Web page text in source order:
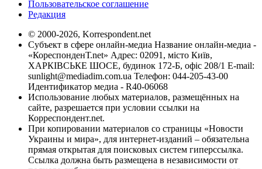
Пользовательское соглашение
Редакция
© 2000-2026, Korrespondent.net
Субъект в сфере онлайн-медиа Название онлайн-медиа -
«КореспонденТ.net» Адрес: 02091, місто Київ,
ХАРКІВСЬКЕ ШОСЕ, будинок 172-Б, офіс 208/1 E-mail:
sunlight@mediadim.com.ua Телефон: 044-205-43-00
Идентификатор медиа - R40-06068
Использование любых материалов, размещённых на
сайте, разрешается при условии ссылки на
Корреспондент.net.
При копировании материалов со страницы «Новости
Украины и мира», для интернет-изданий – обязательна
прямая открытая для поисковых систем гиперссылка.
Ссылка должна быть размещена в независимости от